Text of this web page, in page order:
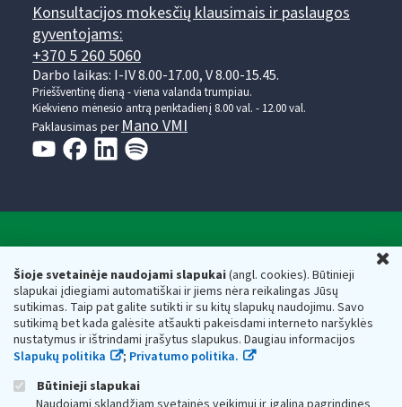
Šioje svetainėje naudojami slapukai(angl. cookies). Būtinieji
slapukai įdiegiami automatiškai ir jiems nėra reikalingas Jūsų
sutikimas. Taip pat galite sutikti ir su kitų slapukų naudojimu. Savo
sutikimą bet kada galėsite atšaukti pakeisdami interneto naršyklės
nustatymus ir ištrindami įrašytus slapukus. Daugiau informacijos
Slapukų politika
; Privatumo politika.
Būtinieji slapukai
Konsultacijos mokesčių klausimais ir paslaugos
gyventojams:
+370 5 260 5060
Darbo laikas: I-IV 8.00-17.00, V 8.00-15.45.
Prieššventinę dieną - viena valanda trumpiau.
Kiekvieno mėnesio antrą penktadienį 8.00 val. - 12.00 val.
Paklausimas per Mano VMI
Respublikos finansų ministerijos
Biudžetinė įstaiga. Juridinio asmens kodas — 188659752,
adresas: Vasario 16-osios g. 14, 01107 Vilnius, Lietuva, el.paštas:
vmi@vmi.lt, E. pristatymo dėžutės adresas 188659752
Duomenys apie Valstybinę mokesčių inspekciją prie Lietuvos
Respublikos finansų ministerijos kaupiami ir saugomi Juridinių